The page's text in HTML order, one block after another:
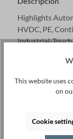
Highlights
HVDC, PE,
Industrial-
Related
This website uses
on
Cookie